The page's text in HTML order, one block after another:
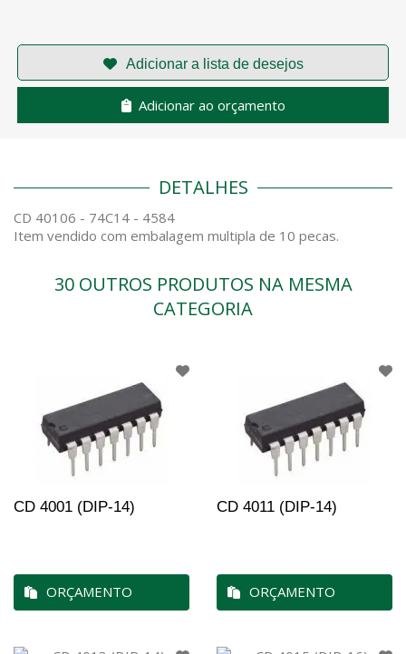
Adicionar ao orçamento
DETALHES
CD 40106 - 74C14 - 4584
Item vendido com embalagem multipla de 10 pecas.
30 OUTROS PRODUTOS NA MESMA
CATEGORIA
CD 4001 (DIP-14)
ORÇAMENTO
CD 4011 (DIP-14)
ORÇAMENTO